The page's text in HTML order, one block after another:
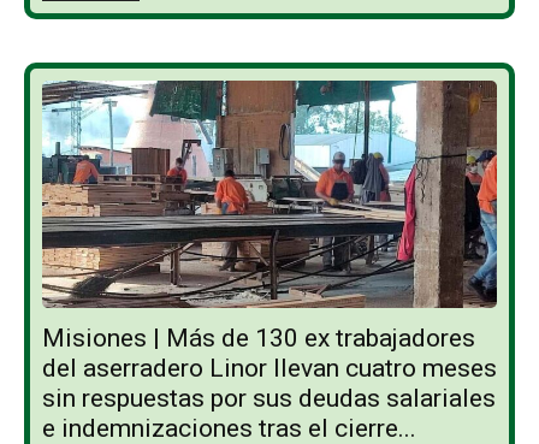
Misiones | Más de 130 ex trabajadores
del aserradero Linor llevan cuatro meses
sin respuestas por sus deudas salariales
e indemnizaciones tras el cierre...